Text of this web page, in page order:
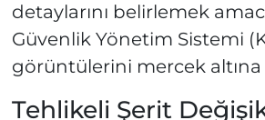
detaylarını belirlemek
Güvenlik Yönetim Sistemi
görüntülerini mercek altına
Tehlikeli Şerit